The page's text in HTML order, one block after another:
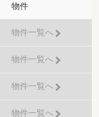
物件
物件一覧へ
物件一覧へ
物件一覧へ
物件一覧へ